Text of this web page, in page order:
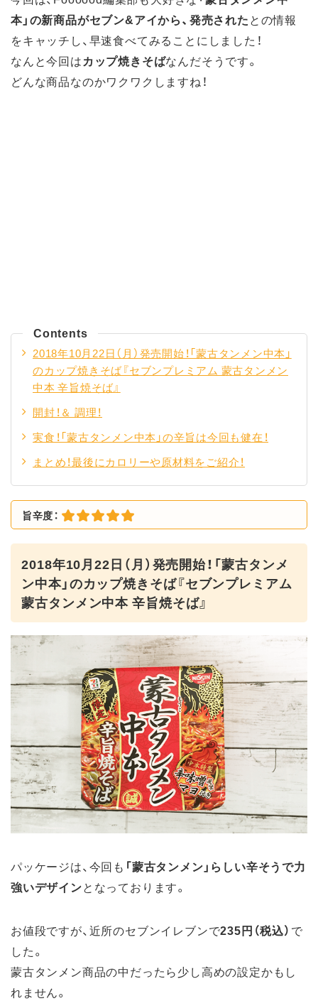
本」の新商品がセブン&アイから、発売されたとの情報
をキャッチし、早速食べてみることにしました！
なんと今回はカップ焼きそばなんだそうです。
どんな商品なのかワクワクしますね！
Contents
2018年10月22日（月）発売開始！「蒙古タンメン中本」
のカップ焼きそば『セブンプレミアム 蒙古タンメン
中本 辛旨焼そば』
開封！＆ 調理！
実食！「蒙古タンメン中本」の辛旨は今回も健在！
まとめ！最後にカロリーや原材料をご紹介！
旨辛度：
2018年10月22日（月）発売開始！「蒙古タンメ
ン中本」のカップ焼きそば『セブンプレミアム
蒙古タンメン中本 辛旨焼そば』
パッケージは、今回も 「蒙古タンメン」らしい辛そうで力
強いデザインとなっております。
お値段ですが、近所のセブンイレブンで235円（税込） で
した。
蒙古タンメン商品の中だったら少し高めの設定かもし
れません。